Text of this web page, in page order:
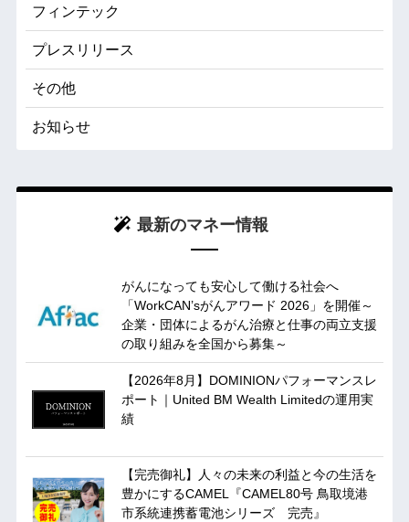
フィンテック
プレスリリース
その他
お知らせ
最新のマネー情報
がんになっても安心して働ける社会へ
「WorkCAN’sがんアワード 2026」を開催～
企業・団体によるがん治療と仕事の両立支援
の取り組みを全国から募集～
【2026年8月】DOMINIONパフォーマンスレ
ポート｜United BM Wealth Limitedの運用実
績
【完売御礼】人々の未来の利益と今の生活を
豊かにするCAMEL『CAMEL80号 鳥取境港
市系統連携蓄電池シリーズ 完売』